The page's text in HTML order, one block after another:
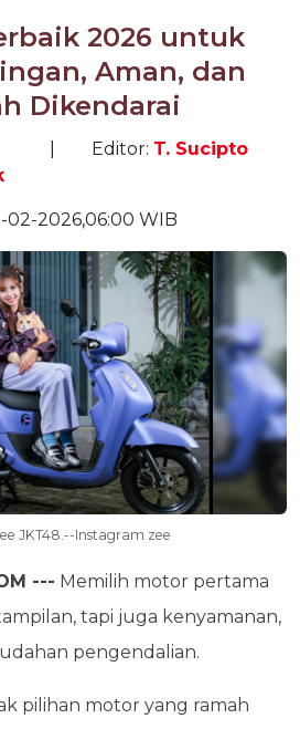
2026 untuk
Aman, dan
Dikendarai
Editor: T. Sucipto
02-2026,06:00 WIB
JKT48.--Instagram zee
--- Memilih motor pertama
tapi juga kenyamanan,
pengendalian.
pilihan motor yang ramah